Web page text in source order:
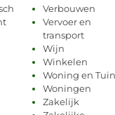
Verbouwen
Vervoer en
transport
Wijn
Winkelen
Woning en Tuin
Woningen
Zakelijk